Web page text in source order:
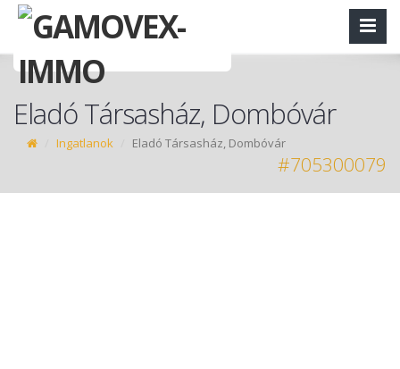
Eladó Társasház, Dombóvár
Ingatlanok Eladó Társasház, Dombóvár
#705300079